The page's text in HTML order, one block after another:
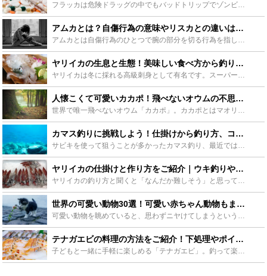
フラッカは危険ドラッグの中でもバッドトリップでゾンビのようになるという曰くつきのドラッグです。フラッカを使うとどうなるのか撮影された実際の動画を紹介しながらフラッカの危険を解説していきます。またフラ...
アムカとは？自傷行為の意味やリスカとの違いは？やめ方や隠し方も紹介！ - Leisurego(レジャーゴー)
アムカとは自傷行為のひとつで腕の部分を切る行為を指します。今回はアムカについて、意味や症状、なぜアムカをするのか心理的な部分などを紹介しながら、リスカとの違いとアムカへの対処法ややめ方、残ってしまっ...
ヤリイカの生息と生態！美味しい食べ方から釣り方まで！ - Leisurego(レジャーゴー)
ヤリイカは冬に採れる高級刺身として有名です。スーパーなどに出回ることは殆どなく料理や寿司屋で味わいます。ケンサキイカやアオリイカの旨味や甘みとは違った上品な味わいと程よい食感を楽しめます。今回はそん...
人懐こくて可愛いカカポ！飛べないオウムの不思議な生態を見よう！ - Leisurego(レジャーゴー)
世界で唯一飛べないオウム「カカポ」。カカポとはマオリ語で「夜のオウム」という意味で、その性格はとても人懐こく可愛らしいものです。カカポは現在絶滅の危機に迫られています。そんな人懐こくて可愛いカカポの...
カマス釣りに挑戦しよう！仕掛けから釣り方、コツをご紹介！ - Leisurego(レジャーゴー)
サビキを使って狙うことが多かったカマス釣り、最近ではルアーで釣る方法も人気が出てきています。そんなカマス釣りに挑戦するべく、仕掛けや釣り方、最後は美味しい食べ方まで今回は紹介したいと思います。 海釣...
ヤリイカの仕掛けと作り方をご紹介｜ウキ釣りや直結も！ - Leisurego(レジャーゴー)
ヤリイカの釣り方と聞くと「なんだか難しそう」と思ってしまいませんか？しかし、仕掛けの作り方さえ覚えてしまえば、決して難しいターゲットではありません。今回はヤリイカを釣るための仕掛けについて、わかりや...
世界の可愛い動物30選！可愛い赤ちゃん動物もまとめてご紹介！ - Leisurego(レジャーゴー)
可愛い動物を眺めていると、思わずニヤけてしまうという人はいませんか？現代のストレス社会らしく、今、可愛い動物の動画や画像をストレスの発散や癒しのアイテムとして利用している人が多いんですよ。愛くるしい...
テナガエビの料理の方法をご紹介！下処理やポイントも解説！ - Leisurego(レジャーゴー)
子どもと一緒に手軽に楽しめる「テナガエビ」。釣って楽しむだけでなく、簡単な下処理で美味しくいただける食材でもあります。そんな「テナガエビ」を美味しく食べていただける料理方法から下処理やポイントをご紹...